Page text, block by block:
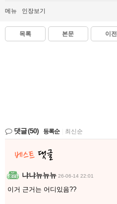
메뉴 인장보기
목록 본문 이전
댓글(50) 등록순 최신순
냐냐뉴뉴뉴 26-06-14 22:01
이거 근거는 어디있음??